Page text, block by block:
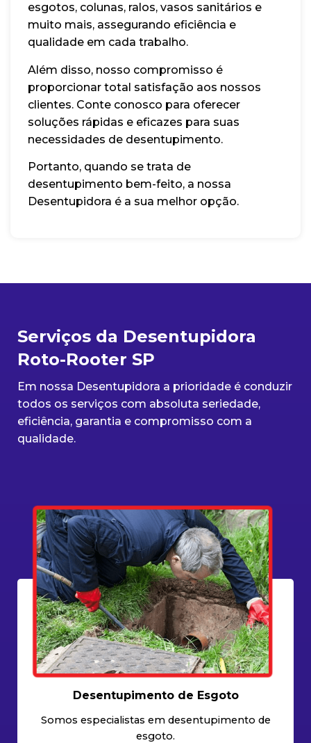
esgotos, colunas, ralos, vasos sanitários e
muito mais, assegurando eficiência e
qualidade em cada trabalho.
Além disso, nosso compromisso é
proporcionar total satisfação aos nossos
clientes. Conte conosco para oferecer
soluções rápidas e eficazes para suas
necessidades de desentupimento.
Portanto, quando se trata de
desentupimento bem-feito, a nossa
Desentupidora é a sua melhor opção.
Serviços da Desentupidora
Roto-Rooter SP
Em nossa Desentupidora a prioridade é conduzir
todos os serviços com absoluta seriedade,
eficiência, garantia e compromisso com a
qualidade.
Desentupimento de Esgoto
Somos especialistas em desentupimento de
esgoto.